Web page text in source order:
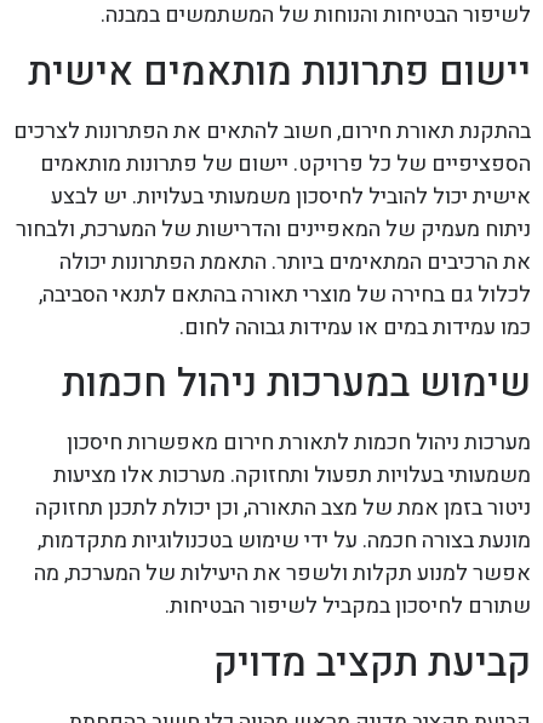
לשיפור הבטיחות והנוחות של המשתמשים במבנה.
יישום פתרונות מותאמים אישית
בהתקנת תאורת חירום, חשוב להתאים את הפתרונות לצרכים
הספציפיים של כל פרויקט. יישום של פתרונות מותאמים
אישית יכול להוביל לחיסכון משמעותי בעלויות. יש לבצע
ניתוח מעמיק של המאפיינים והדרישות של המערכת, ולבחור
את הרכיבים המתאימים ביותר. התאמת הפתרונות יכולה
לכלול גם בחירה של מוצרי תאורה בהתאם לתנאי הסביבה,
כמו עמידות במים או עמידות גבוהה לחום.
שימוש במערכות ניהול חכמות
מערכות ניהול חכמות לתאורת חירום מאפשרות חיסכון
משמעותי בעלויות תפעול ותחזוקה. מערכות אלו מציעות
ניטור בזמן אמת של מצב התאורה, וכן יכולת לתכנן תחזוקה
מונעת בצורה חכמה. על ידי שימוש בטכנולוגיות מתקדמות,
אפשר למנוע תקלות ולשפר את היעילות של המערכת, מה
שתורם לחיסכון במקביל לשיפור הבטיחות.
קביעת תקציב מדויק